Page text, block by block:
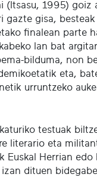
(Itsasu, 1995) goiz
gazte gisa, besteak
finalean parte
lan bat
bilduma, non
eta,
urruntzeko
testuak
literario eta
Euskal Herrian edo
dituen